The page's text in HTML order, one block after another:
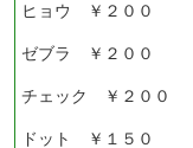
ヒョウ ￥２００
ゼブラ ￥２００
チェック ￥２００
ドット ￥１５０